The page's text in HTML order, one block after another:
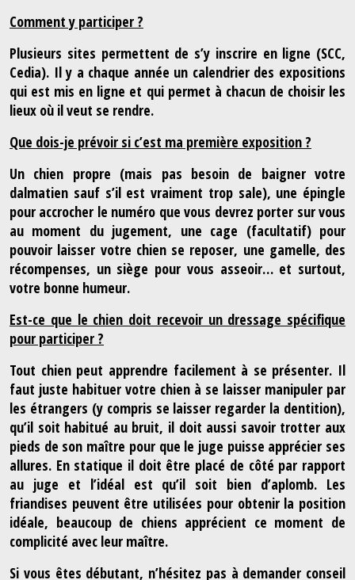
Comment y participer ?
Plusieurs sites permettent de s’y inscrire en ligne (SCC,
Cedia). Il y a chaque année un calendrier des expositions
qui est mis en ligne et qui permet à chacun de choisir les
lieux où il veut se rendre.
Que dois-je prévoir si c’est ma première exposition ?
Un chien propre (mais pas besoin de baigner votre
dalmatien sauf s’il est vraiment trop sale), une épingle
pour accrocher le numéro que vous devrez porter sur vous
au moment du jugement, une cage (facultatif) pour
pouvoir laisser votre chien se reposer, une gamelle, des
récompenses, un siège pour vous asseoir… et surtout,
votre bonne humeur.
Est-ce que le chien doit recevoir un dressage spécifique
pour participer ?
Tout chien peut apprendre facilement à se présenter. Il
faut juste habituer votre chien à se laisser manipuler par
les étrangers (y compris se laisser regarder la dentition),
qu’il soit habitué au bruit, il doit aussi savoir trotter aux
pieds de son maître pour que le juge puisse apprécier ses
allures. En statique il doit être placé de côté par rapport
au juge et l’idéal est qu’il soit bien d’aplomb. Les
friandises peuvent être utilisées pour obtenir la position
idéale, beaucoup de chiens apprécient ce moment de
complicité avec leur maître.
Si vous êtes débutant, n’hésitez pas à demander conseil